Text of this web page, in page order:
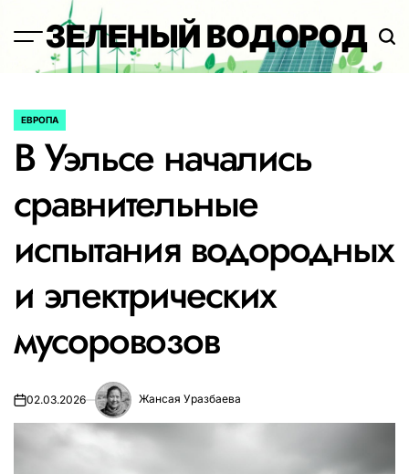
содержимому
ЗЕЛЕНЫЙ ВОДОРОД
ОПУБЛИКОВАНО
ЕВРОПА
В Уэльсе начались
сравнительные
испытания водородных
и электрических
мусоровозов
02.03.2026 Жансая Уразбаева